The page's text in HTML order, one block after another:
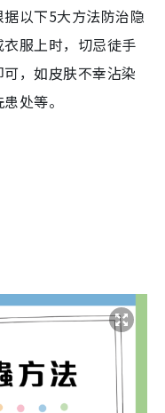
据以下5大方法防治隐
服上时，切忌徒手
，如皮肤不幸沾染
处等。